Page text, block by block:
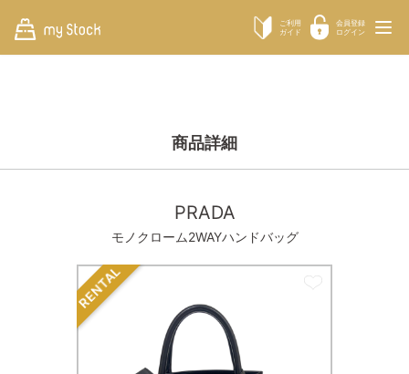
ご利用
ガイド
会員登録
ログイン
商品詳細
PRADA
モノクローム2WAYハンドバッグ
RENTAL